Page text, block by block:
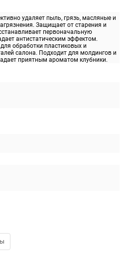
удаляет пыль, грязь, масляные и
Защищает от старения и
первоначальную
антистатическим эффектом.
обработки пластиковых и
салона. Подходит для молдингов и
приятным ароматом клубники.